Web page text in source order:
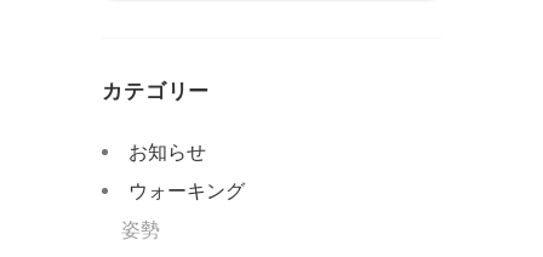
カテゴリー
お知らせ
ウォーキング
姿勢